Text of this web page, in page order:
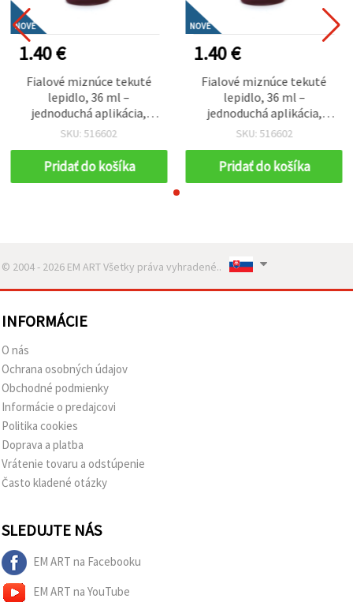
NOVÉ
1.40 €
Fialové miznúce tekuté
lepidlo, 36 ml –
jednoduchá aplikácia,
schne do číra, ideálne pre
kreatívne projekty
SKU: 516602
Pridať do košíka
NOVÉ
1.40 €
Fialové miznúce tekuté
lepidlo, 36 ml –
jednoduchá aplikácia,
schne do číra, ideálne pre
kreatívne projekty
SKU: 516602
Pridať do košíka
© 2004 - 2026 EM ART Všetky práva vyhradené..
INFORMÁCIE
O nás
Ochrana osobných údajov
Obchodné podmienky
Informácie o predajcovi
Politika cookies
Doprava a platba
Vrátenie tovaru a odstúpenie
Často kladené otázky
SLEDUJTE NÁS
EM ART na Facebooku
EM ART na YouTube